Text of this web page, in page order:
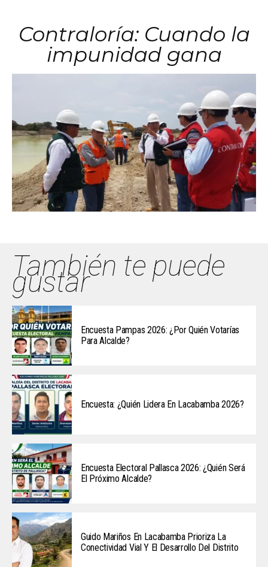
Contraloría: Cuando la
impunidad gana
También te puede
gustar
Encuesta Pampas 2026: ¿Por Quién Votarías
Para Alcalde?
Encuesta: ¿Quién Lidera En Lacabamba 2026?
Encuesta Electoral Pallasca 2026: ¿Quién Será
El Próximo Alcalde?
Guido Mariños En Lacabamba Prioriza La
Conectividad Vial Y El Desarrollo Del Distrito